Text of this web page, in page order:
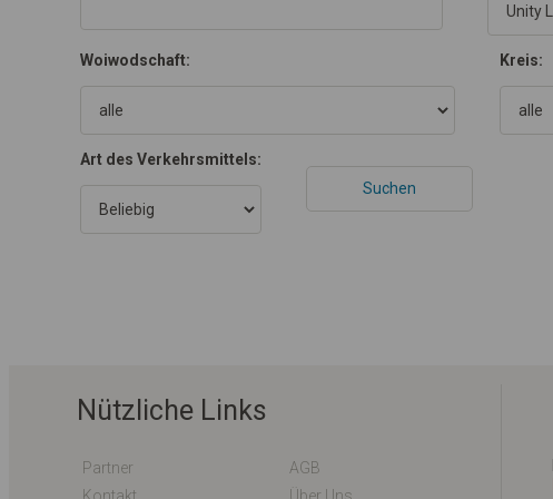
Woiwodschaft: Kreis:
Art des Verkehrsmittels:
Nützliche Links
Partner
AGB
Kontakt
Über Uns